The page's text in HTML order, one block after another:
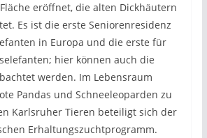
eröffnet, die alten Dickhäutern
Es ist die erste Seniorenresidenz
in Europa und die erste für
hier können auch die
werden. Im Lebensraum
Pandas und Schneeleoparden zu
Karlsruher Tieren beteiligt sich der
Erhaltungszuchtprogramm.